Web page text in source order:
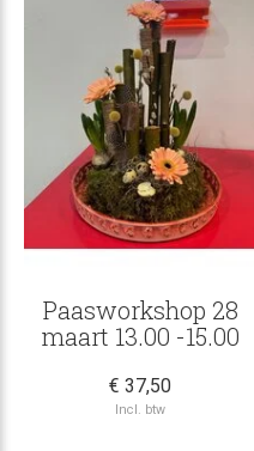
Paasworkshop 28
maart 13.00 -15.00
€ 37,50
Incl. btw